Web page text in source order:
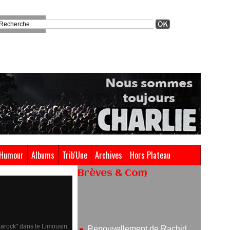
Humour Albums Trib'Une Archives Hors Plateau
dans le Limousin.
Brèves & Com